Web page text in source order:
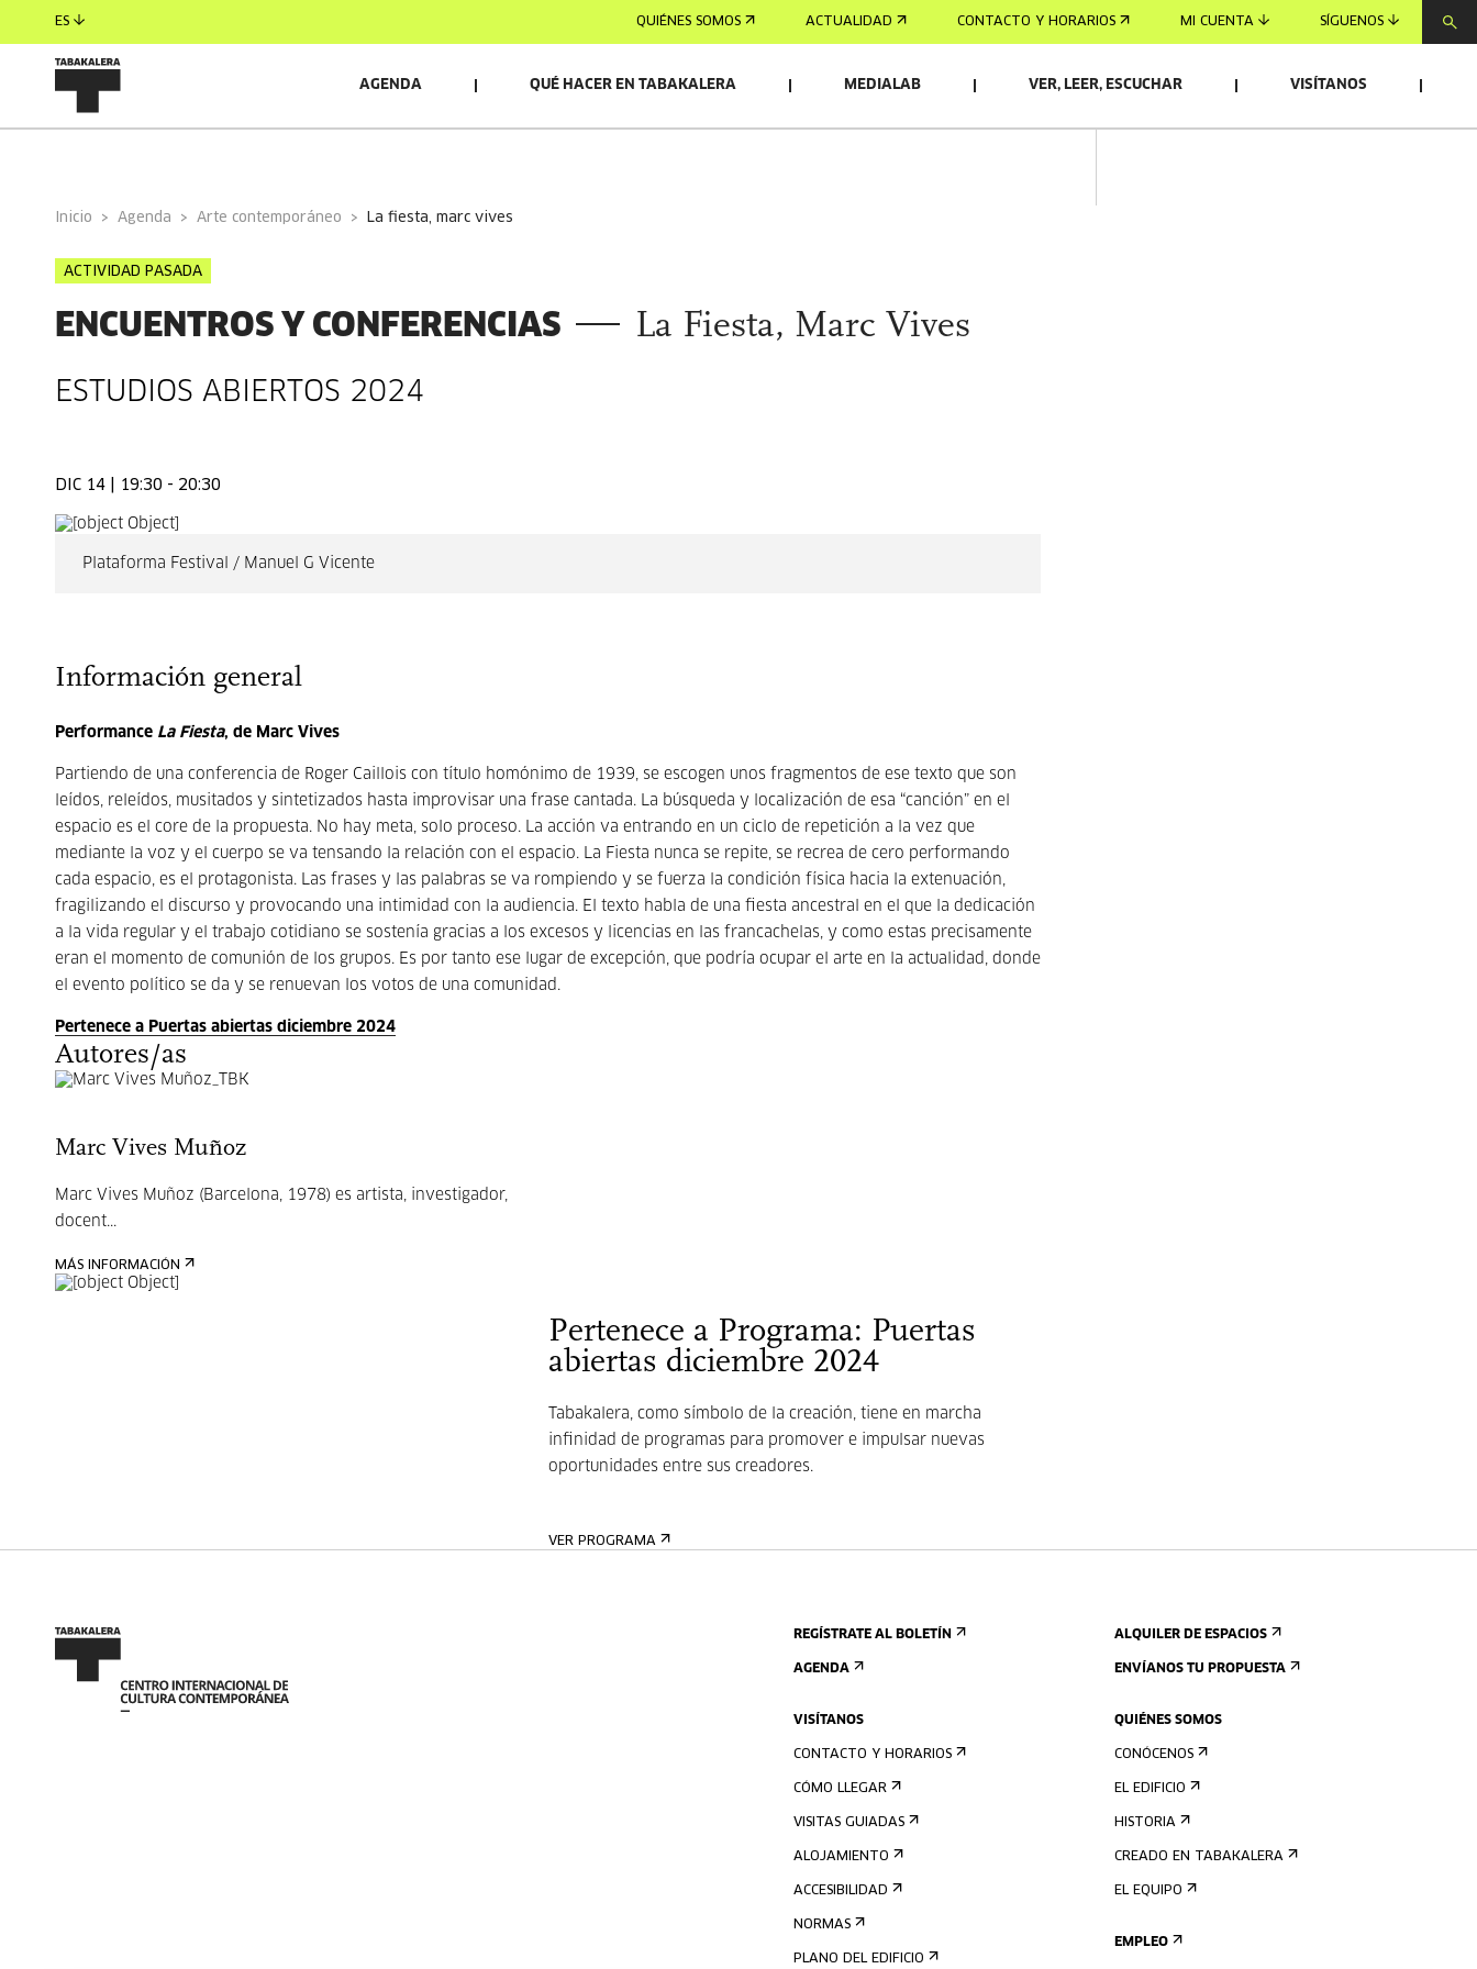
ES QUIÉNES SOMOS ACTUALIDAD CONTACTO Y HORARIOS MI CUENTA SÍGUENOS
AGENDA QUÉ HACER EN TABAKALERA MEDIALAB VER, LEER, ESCUCHAR VISÍTANOS
Inicio Agenda Arte contemporáneo la fiesta, marc vives
ACTIVIDAD PASADA
ENCUENTROS Y CONFERENCIAS La Fiesta, Marc Vives
ESTUDIOS ABIERTOS 2024
DIC 14 | 19:30 - 20:30
Plataforma Festival / Manuel G Vicente
Información general
Performance La Fiesta, de Marc Vives
Partiendo de una conferencia de Roger Caillois con título homónimo de 1939, se escogen unos fragmentos de ese texto que son
leídos, releídos, musitados y sintetizados hasta improvisar una frase cantada. La búsqueda y localización de esa “canción” en el
espacio es el core de la propuesta. No hay meta, solo proceso. La acción va entrando en un ciclo de repetición a la vez que
mediante la voz y el cuerpo se va tensando la relación con el espacio. La Fiesta nunca se repite, se recrea de cero performando
cada espacio, es el protagonista. Las frases y las palabras se va rompiendo y se fuerza la condición física hacia la extenuación,
fragilizando el discurso y provocando una intimidad con la audiencia. El texto habla de una fiesta ancestral en el que la dedicación
a la vida regular y el trabajo cotidiano se sostenía gracias a los excesos y licencias en las francachelas, y como estas precisamente
eran el momento de comunión de los grupos. Es por tanto ese lugar de excepción, que podría ocupar el arte en la actualidad, donde
el evento político se da y se renuevan los votos de una comunidad.
Pertenece a Puertas abiertas diciembre 2024
Autores/as
Marc Vives Muñoz
Marc Vives Muñoz (Barcelona, 1978) es artista, investigador,
docent...
MÁS INFORMACIÓN
Pertenece a Programa: Puertas
abiertas diciembre 2024
Tabakalera, como símbolo de la creación, tiene en marcha
infinidad de programas para promover e impulsar nuevas
oportunidades entre sus creadores.
VER PROGRAMA
REGÍSTRATE AL BOLETÍN
AGENDA
VISÍTANOS
CONTACTO Y HORARIOS
CÓMO LLEGAR
VISITAS GUIADAS
ALOJAMIENTO
ACCESIBILIDAD
NORMAS
PLANO DEL EDIFICIO
ALQUILER DE ESPACIOS
ENVÍANOS TU PROPUESTA
QUIÉNES SOMOS
CONÓCENOS
EL EDIFICIO
HISTORIA
CREADO EN TABAKALERA
EL EQUIPO
EMPLEO